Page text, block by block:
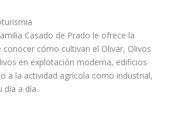
Casado de Prado le ofrece la
conocer cómo cultivan el Olivar, Olivos
en explotación moderna, edificios
a la actividad agrícola como industrial,
día a día.